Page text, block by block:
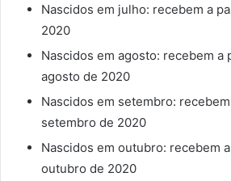
Nascidos em julho: recebem a
2020
Nascidos em agosto: recebem a
agosto de 2020
Nascidos em setembro:
setembro de 2020
Nascidos em outubro: recebem
outubro de 2020